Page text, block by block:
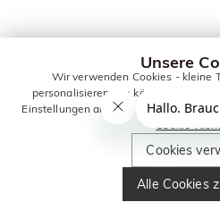
Unsere
Wir verwenden Cookies - kleine
personalisieren. Sie können alle
Einstellungen anpassen. Weitere
Cookie-
Cookies
Alle Cookies